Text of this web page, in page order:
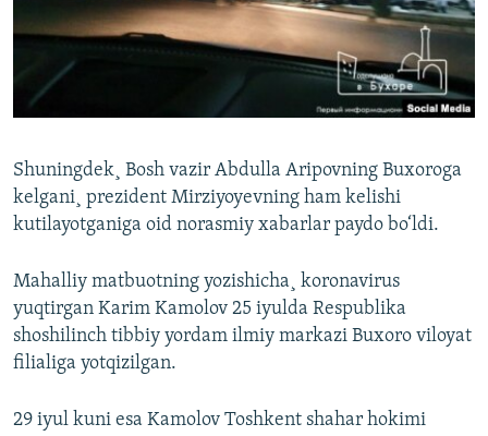
Shuningdek¸ Bosh vazir Abdulla Aripovning Buxoroga
kelgani¸ prezident Mirziyoyevning ham kelishi
kutilayotganiga oid norasmiy xabarlar paydo bo‘ldi.
Mahalliy matbuotning yozishicha¸ koronavirus
yuqtirgan Karim Kamolov 25 iyulda Respublika
shoshilinch tibbiy yordam ilmiy markazi Buxoro viloyat
filialiga yotqizilgan.
29 iyul kuni esa Kamolov Toshkent shahar hokimi